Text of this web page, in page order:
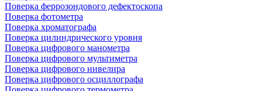
Поверка феррозондового дефектоскопа
Поверка фотометра
Поверка хроматографа
Поверка цилиндрического уровня
Поверка цифрового манометра
Поверка цифрового мультиметра
Поверка цифрового нивелира
Поверка цифрового осциллографа